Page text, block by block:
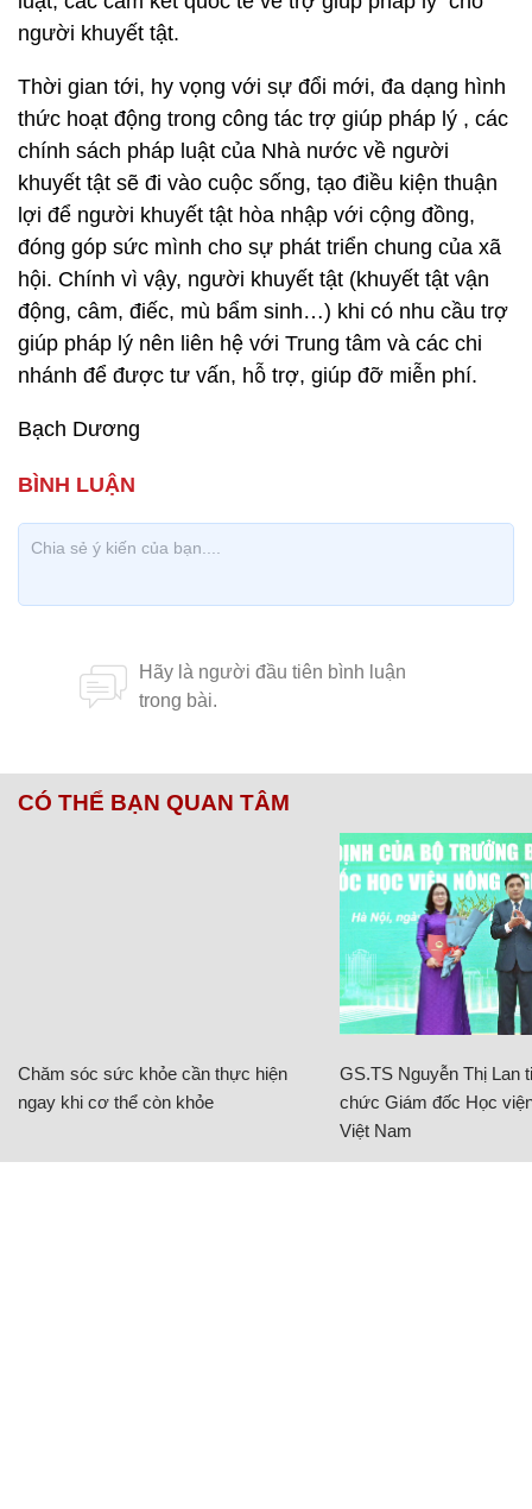
người khuyết tật.
Thời gian tới, hy vọng với sự đổi mới, đa dạng hình
thức hoạt động trong công tác trợ giúp pháp lý , các
chính sách pháp luật của Nhà nước về người
khuyết tật sẽ đi vào cuộc sống, tạo điều kiện thuận
lợi để người khuyết tật hòa nhập với cộng đồng,
đóng góp sức mình cho sự phát triển chung của xã
hội. Chính vì vậy, người khuyết tật (khuyết tật vận
động, câm, điếc, mù bẩm sinh…) khi có nhu cầu trợ
giúp pháp lý nên liên hệ với Trung tâm và các chi
nhánh để được tư vấn, hỗ trợ, giúp đỡ miễn phí.
Bạch Dương
CÓ THỂ BẠN QUAN TÂM
Chăm sóc sức khỏe cần thực hiện
ngay khi cơ thể còn khỏe
GS.TS Nguyễn Thị Lan
chức Giám đốc Học
Việt Nam